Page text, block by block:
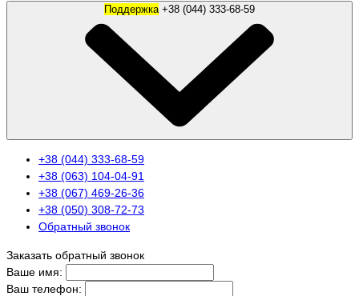
Поддержка
+38 (044) 333-68-59
+38 (063) 104-04-91
+38 (067) 469-26-36
+38 (050) 308-72-73
Обратный звонок
Заказать обратный звонок
Ваше имя:
Ваш телефон: